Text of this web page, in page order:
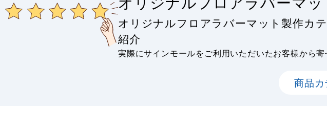
オリジナルフロアラバーマット製作カ
紹介
実際にサインモールをご利用いただいたお客様から
商品